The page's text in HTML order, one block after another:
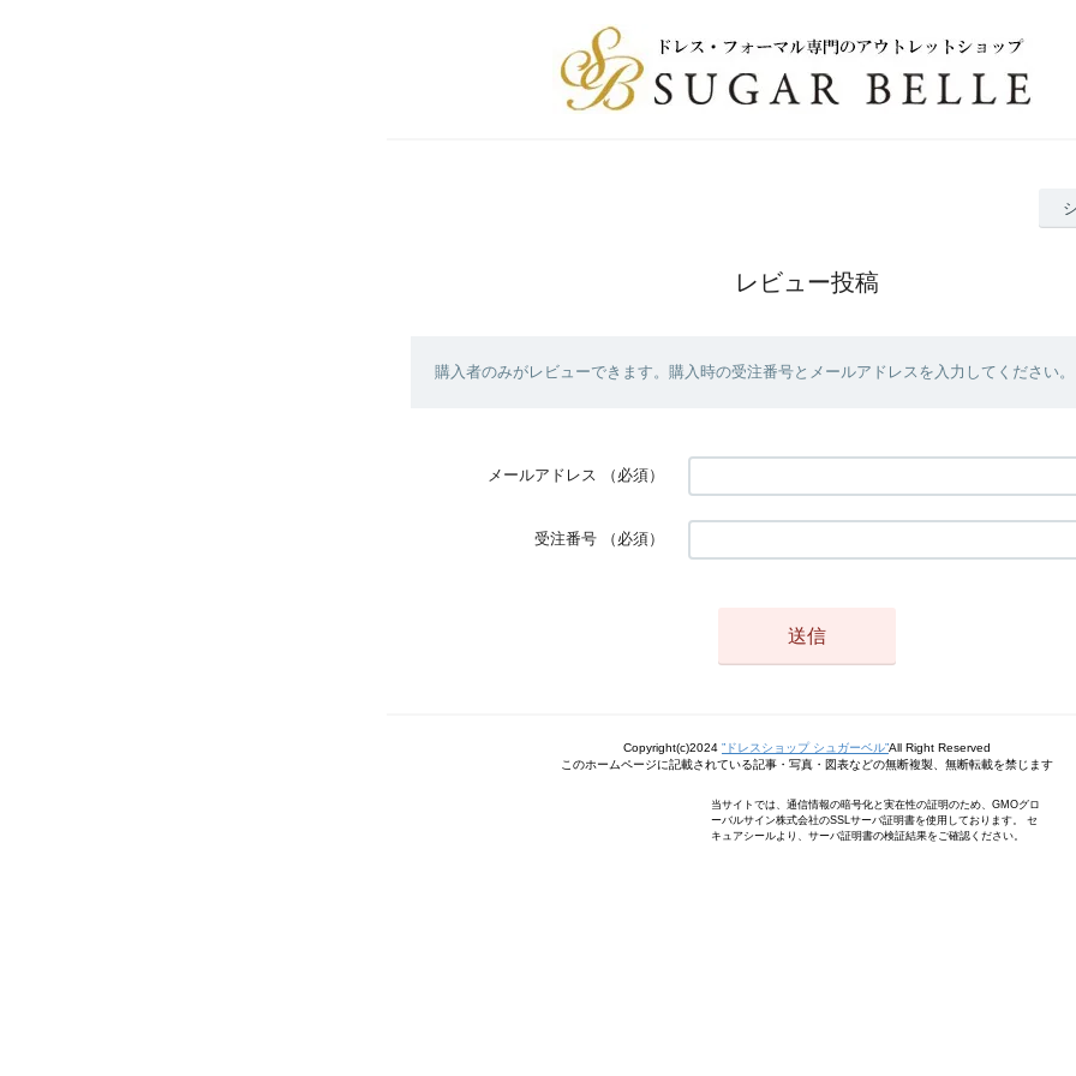
レビュー投稿
購入者のみがレビューできます。購入時の受注番号とメールアドレスを入力してください。
メールアドレス （必須）
受注番号 （必須）
Copyright(c)2024 ”ドレスショップ シュガーベル”All Right Reserved
このホームページに記載されている記事・写真・図表などの無断複製、無断転載を禁じます
当サイトでは、通信情報の暗号化と実在性の証明のため、GMOグロ
ーバルサイン株式会社のSSLサーバ証明書を使用しております。 セ
キュアシールより、サーバ証明書の検証結果をご確認ください。